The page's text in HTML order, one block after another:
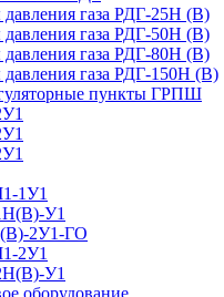
давления газа РДГ-25Н (В)
давления газа РДГ-50Н (В)
давления газа РДГ-80Н (В)
давления газа РДГ-150Н (В)
пункты ГРПШ
1У1
У1
2У1-ГО
2У1
У1
оборудование